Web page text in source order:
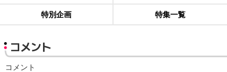
特別企画 特集一覧
コメント
コメント